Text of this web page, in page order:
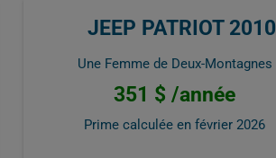
JEEP PATRIOT 2010
Une Femme de Deux-Montagnes
351 $ /année
Prime calculée en février 2026